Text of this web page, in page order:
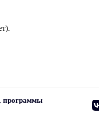
программы